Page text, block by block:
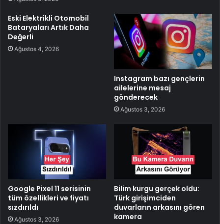
Eski Elektrikli Otomobil
Bataryaları Artık Daha
Değerli
Ağustos 4, 2026
Instagram bazı gençlerin
ailelerine mesaj
gönderecek
Ağustos 3, 2026
Google Pixel 11 serisinin
tüm özellikleri ve fiyatı
sızdırıldı
Ağustos 3, 2026
Bilim kurgu gerçek oldu:
Türk girişimciden
duvarların arkasını gören
kamera